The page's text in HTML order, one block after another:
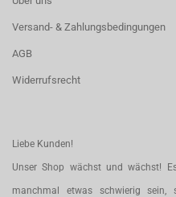
Versand- & Zahlungsbedingungen
AGB
Widerrufsrecht
Liebe Kunden!
Unser Shop wächst und wächst!
manchmal etwas schwierig